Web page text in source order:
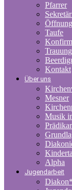
Pfarrer
Taufe
Trauung
Kontakt
Über uns
Mesner
Musik
Alpha
Jugendarbeit